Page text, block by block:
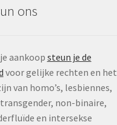
ons
aankoop steun je de
voor gelijke rechten en het
van homo’s, lesbiennes,
transgender, non-binaire,
en intersekse